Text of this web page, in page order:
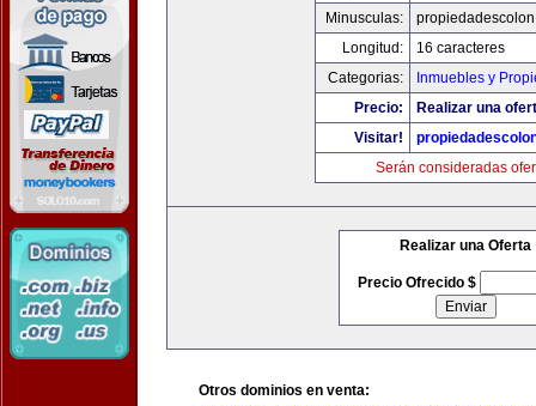
Minusculas:
Longitud:
16 caracteres
Categorias:
Inmuebles y
Precio:
Realizar una
Visitar!
Serán consideradas
Realizar una Oferta
Precio Ofrecido $
Otros dominios en venta: